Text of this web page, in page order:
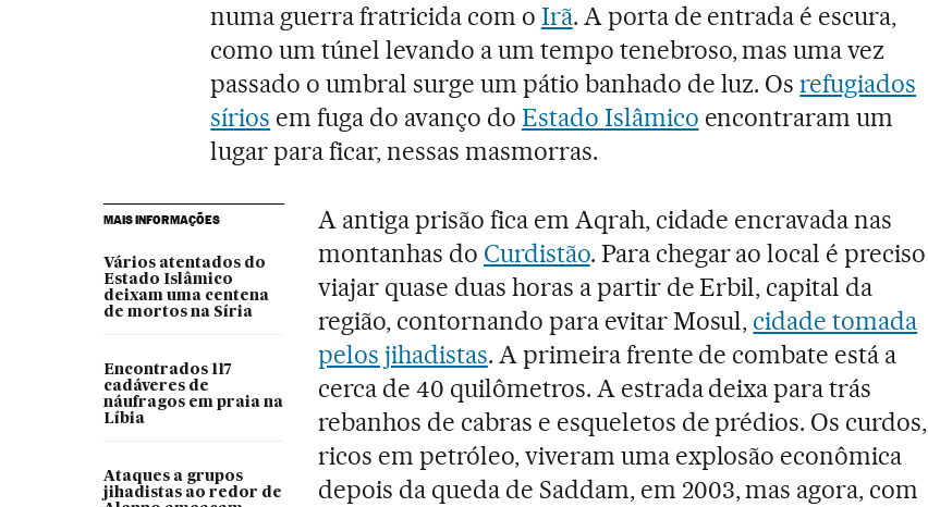
numa guerra fratricida com o Irã. A porta de entrada é escura,
como um túnel levando a um tempo tenebroso, mas uma vez
passado o umbral surge um pátio banhado de luz. Osrefugiados
sírios em fuga do avanço do Estado Islâmico encontraram um
lugar para ficar, nessas masmorras.
MAIS INFORMAÇÕES
Vários atentados do
Estado Islâmico
deixam uma centena
de mortos na Síria
Encontrados 117
cadáveres de
náufragos em praia na
Líbia
Ataques a grupos
jihadistas ao redor de
A antiga prisão fica em Aqrah, cidade encravada nas
montanhas do Curdistão. Para chegar ao local é preciso
viajar quase duas horas a partir de Erbil, capital da
região, contornando para evitar Mosul, cidade tomada
pelos jihadistas. A primeira frente de combate está a
cerca de 40 quilômetros. A estrada deixa para trás
rebanhos de cabras e esqueletos de prédios. Os curdos,
ricos em petróleo, viveram uma explosão econômica
depois da queda de Saddam, em 2003, mas agora, com